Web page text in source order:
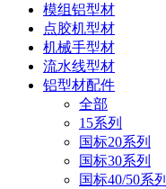
模组铝型材
点胶机型材
机械手型材
流水线型材
铝型材配件
全部
15系列
国标20系列
国标30系列
国标40/50系列